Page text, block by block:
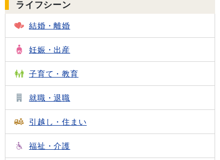
ライフシーン
結婚・離婚
妊娠・出産
子育て・教育
就職・退職
引越し・住まい
福祉・介護